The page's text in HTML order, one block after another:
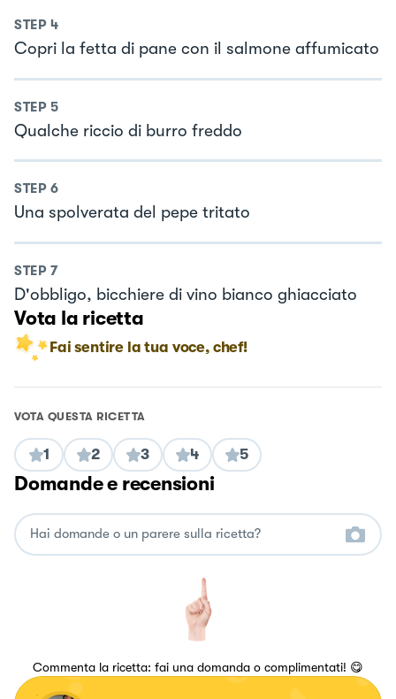
STEP 4
Copri la fetta di pane con il salmone affumicato
STEP 5
Qualche riccio di burro freddo
STEP 6
Una spolverata del pepe tritato
STEP 7
D'obbligo, bicchiere di vino bianco ghiacciato
Vota la ricetta
Fai sentire la tua voce, chef!
VOTA QUESTA RICETTA
1 2 3 4 5
Domande e recensioni
Commenta la ricetta: fai una domanda o complimentati! 😋